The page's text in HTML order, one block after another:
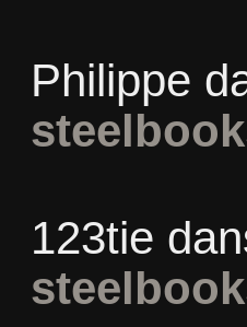
Philippe
123tie